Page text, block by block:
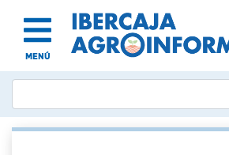
MENÚ